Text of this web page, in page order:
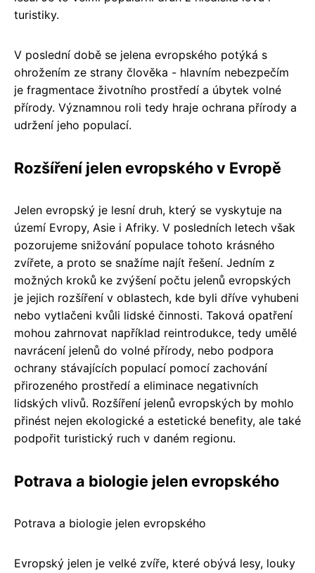
turistiky.
V poslední době se jelena evropského potýká s
ohrožením ze strany člověka - hlavním nebezpečím
je fragmentace životního prostředí a úbytek volné
přírody. Významnou roli tedy hraje ochrana přírody a
udržení jeho populací.
Rozšíření jelen evropského v Evropě
Jelen evropský je lesní druh, který se vyskytuje na
území Evropy, Asie i Afriky. V posledních letech však
pozorujeme snižování populace tohoto krásného
zvířete, a proto se snažíme najít řešení. Jedním z
možných kroků ke zvýšení počtu jelenů evropských
je jejich rozšíření v oblastech, kde byli dříve vyhubeni
nebo vytlačeni kvůli lidské činnosti. Taková opatření
mohou zahrnovat například reintrodukce, tedy umělé
navrácení jelenů do volné přírody, nebo podpora
ochrany stávajících populací pomocí zachování
přirozeného prostředí a eliminace negativních
lidských vlivů. Rozšíření jelenů evropských by mohlo
přinést nejen ekologické a estetické benefity, ale také
podpořit turistický ruch v daném regionu.
Potrava a biologie jelen evropského
Potrava a biologie jelen evropského
Evropský jelen je velké zvíře, které obývá lesy, louky